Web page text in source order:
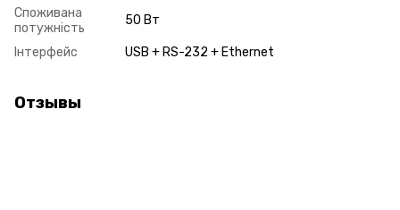
Споживана
потужність
50 Вт
Інтерфейс USB + RS-232 + Ethernet
Отзывы